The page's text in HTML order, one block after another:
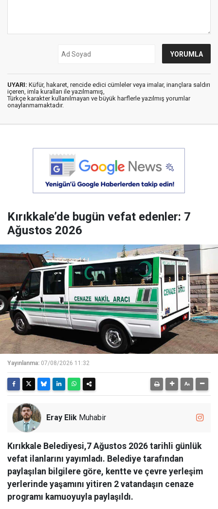
UYARI: Küfür, hakaret, rencide edici cümleler veya imalar, inançlara saldırı
içeren, imla kuralları ile yazılmamış,
Türkçe karakter kullanılmayan ve büyük harflerle yazılmış yorumlar
onaylanmamaktadır.
Kırıkkale’de bugün vefat edenler: 7
Ağustos 2026
Yayınlanma: 07/08/2026 11:32
Eray Elik Muhabir
Kırıkkale Belediyesi,7 Ağustos 2026 tarihli günlük
vefat ilanlarını yayımladı. Belediye tarafından
paylaşılan bilgilere göre, kentte ve çevre yerleşim
yerlerinde yaşamını yitiren 2 vatandaşın cenaze
programı kamuoyuyla paylaşıldı.